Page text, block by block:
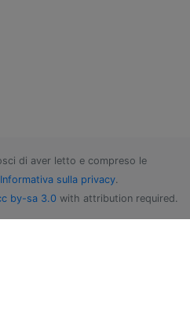
di aver letto e compreso le
Informativa sulla privacy.
by-sa 3.0 with attribution required.